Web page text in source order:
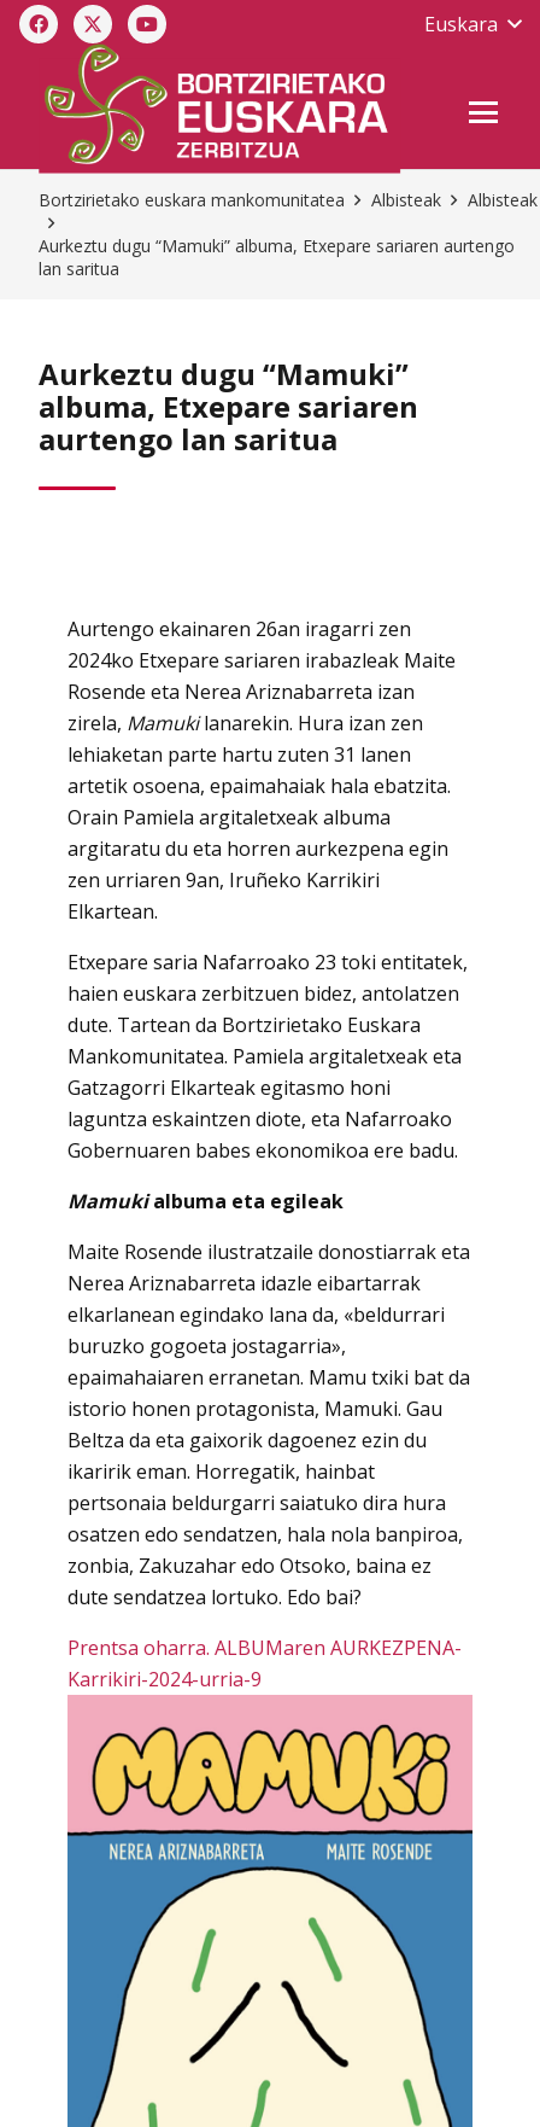
Euskara
Bortzirietako euskara mankomunitatea Albisteak
Albisteak
Aurkeztu dugu “Mamuki” albuma, Etxepare sariaren aurtengo
lan saritua
Aurkeztu dugu “Mamuki”
albuma, Etxepare sariaren
aurtengo lan saritua
Aurtengo ekainaren 26an iragarri zen
2024ko Etxepare sariaren irabazleak Maite
Rosende eta Nerea Ariznabarreta izan
zirela, Mamukilanarekin. Hura izan zen
lehiaketan parte hartu zuten 31 lanen
artetik osoena, epaimahaiak hala ebatzita.
Orain Pamiela argitaletxeak albuma
argitaratu du eta horren aurkezpena egin
zen urriaren 9an, Iruñeko Karrikiri
Elkartean.
Etxepare saria Nafarroako 23 toki entitatek,
haien euskara zerbitzuen bidez, antolatzen
dute. Tartean da Bortzirietako Euskara
Mankomunitatea. Pamiela argitaletxeak eta
Gatzagorri Elkarteak egitasmo honi
laguntza eskaintzen diote, eta Nafarroako
Gobernuaren babes ekonomikoa ere badu.
Mamukialbuma eta egileak
Maite Rosende ilustratzaile donostiarrak eta
Nerea Ariznabarreta idazle eibartarrak
elkarlanean egindako lana da, «beldurrari
buruzko gogoeta jostagarria»,
epaimahaiaren erranetan. Mamu txiki bat da
istorio honen protagonista, Mamuki. Gau
Beltza da eta gaixorik dagoenez ezin du
ikaririk eman. Horregatik, hainbat
pertsonaia beldurgarri saiatuko dira hura
osatzen edo sendatzen, hala nola banpiroa,
zonbia, Zakuzahar edo Otsoko, baina ez
dute sendatzea lortuko. Edo bai?
Prentsa oharra. ALBUMaren AURKEZPENA-
Karrikiri-2024-urria-9